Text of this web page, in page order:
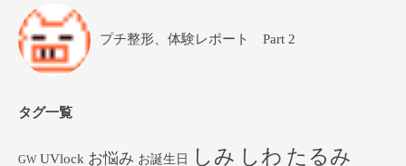
プチ整形、体験レポート Part 2
タグ一覧
GW UVlock お悩み お誕生日 しみ しわ たるみ